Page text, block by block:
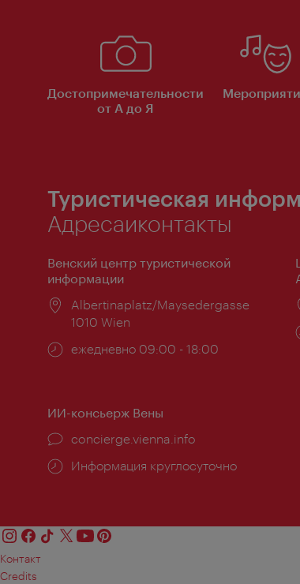
Достопримечательности
от А до Я
Туристическая
Адресаиконтакты
Венский центр туристической
информации
Расположение:
Albertinaplatz/Maysedergasse
1010 Wien
Часы
ежедневно 09:00 - 18:00
ИИ-консьерж Вены
concierge.vienna.info
Информация круглосуточно
Контакт
Credits